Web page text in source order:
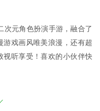
次元角色扮演手游，融合了
戏画风唯美浪漫，还有超
听享受！喜欢的小伙伴快
日漫风arpg手游。独具一